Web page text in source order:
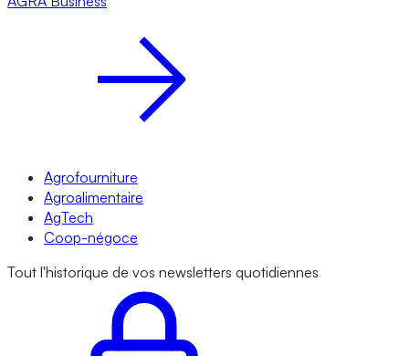
Agrofourniture
Agroalimentaire
AgTech
Coop-négoce
Tout l'historique de vos newsletters quotidiennes